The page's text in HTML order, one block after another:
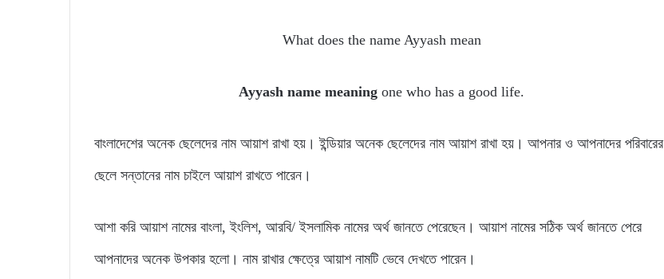
What does the name Ayyash mean
Ayyash name meaning one who has a good life.
বাংলাদেশের অনেক ছেলেদের নাম আয়াশ রাখা হয়। ইন্ডিয়ার অনেক ছেলেদের নাম আয়াশ রাখা হয়। আপনার ও আপনাদের পরিবারের
ছেলে সন্তানের নাম চাইলে আয়াশ রাখতে পারেন।
আশা করি আয়াশ নামের বাংলা, ইংলিশ, আরবি/ ইসলামিক নামের অর্থ জানতে পেরেছেন। আয়াশ নামের সঠিক অর্থ জানতে পেরে
আপনাদের অনেক উপকার হলো। নাম রাখার ক্ষেত্রে আয়াশ নামটি ভেবে দেখতে পারেন।